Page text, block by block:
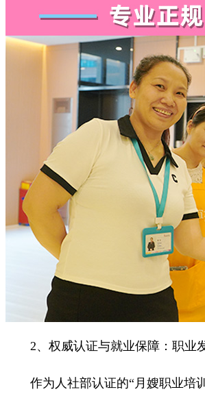
2、权威认证与就业保障：职业
作为人社部认证的“月嫂职业培